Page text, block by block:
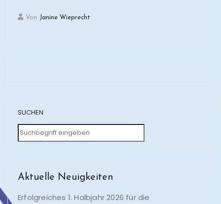
Von Janine Wieprecht
SUCHEN
Aktuelle Neuigkeiten
Erfolgreiches 1. Halbjahr 2026 für die